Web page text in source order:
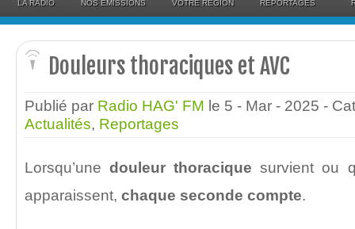
LA RADIO NOS ÉMISSIONS VOTRE RÉGION REPORTAGES
Douleurs thoraciques et AVC
Publié par Radio HAG' FM le 5 - Mar - 2025 -
Actualités, Reportages
Lorsqu’unedouleur thoracique survient ou
apparaissent, chaque seconde compte.